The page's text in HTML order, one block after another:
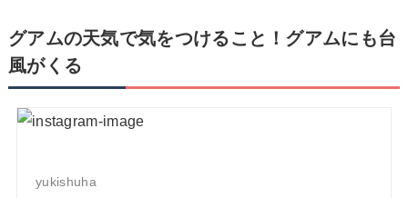
グアムの天気で気をつけること！グアムにも台
風がくる
yukishuha